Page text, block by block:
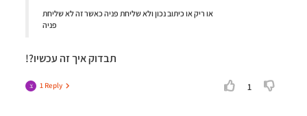
או ריק או כיתוב נכון ולא שליחת פניה כאשר זה לא שליחת
פניה
תבדוק איך זה עכשיו?!
צ 1 Reply 1